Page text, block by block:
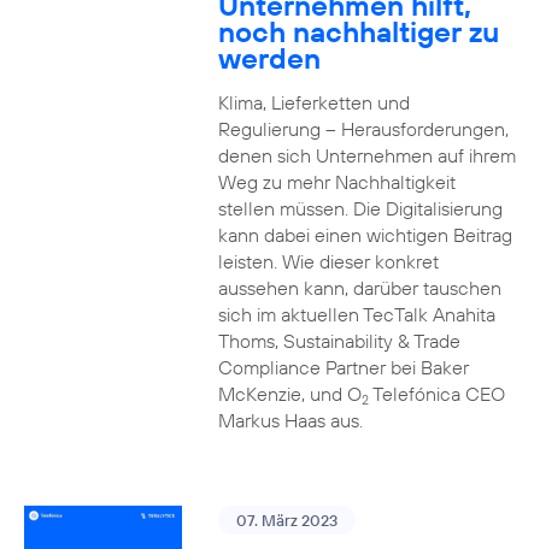
noch nachhaltiger zu
werden
Klima, Lieferketten und
Regulierung – Herausforderungen,
denen sich Unternehmen auf ihrem
Weg zu mehr Nachhaltigkeit
stellen müssen. Die Digitalisierung
kann dabei einen wichtigen Beitrag
leisten. Wie dieser konkret
aussehen kann, darüber tauschen
sich im aktuellen TecTalk Anahita
Thoms, Sustainability & Trade
Compliance Partner bei Baker
McKenzie, und O2Telefónica CEO
Markus Haas aus.
07. März 2023